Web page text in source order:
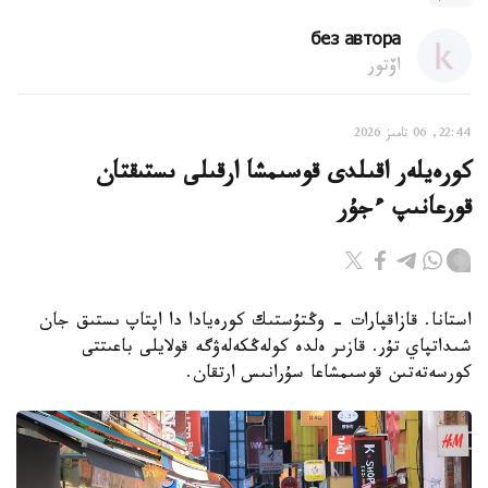
без автора
اۆتور
22:44, 06 تامىز 2026
كورەيلەر اقىلدى قوسىمشا ارقىلى ىستىقتان
قورعانىپ ءجۇر
استانا. قازاقپارات - وڭتۇستىك كورەيادا دا اپتاپ ىستىق جان
شىداتپاي تۇر. قازىر ەلدە كولەڭكەلەۋگە قولايلى باعىتتى
كورسەتەتىن قوسىمشاعا سۇرانىس ارتقان.